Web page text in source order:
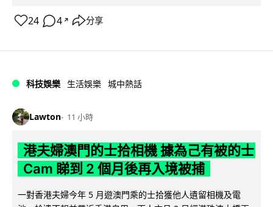
24 4 ↗ 分享
科技娛樂 生活娛樂 城中熱話
Lawton 11 小時
港夫婦澳門的士拾相機 據為己有被的士
Cam 睇到 2 個月後再入境被捕
一對香港夫婦今年 5 月遊澳門乘的士拾獲他人遺留相機及電